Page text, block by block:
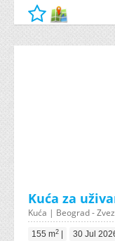
Kuća za
Kuća | Beograd -
155 m2 30 Jul